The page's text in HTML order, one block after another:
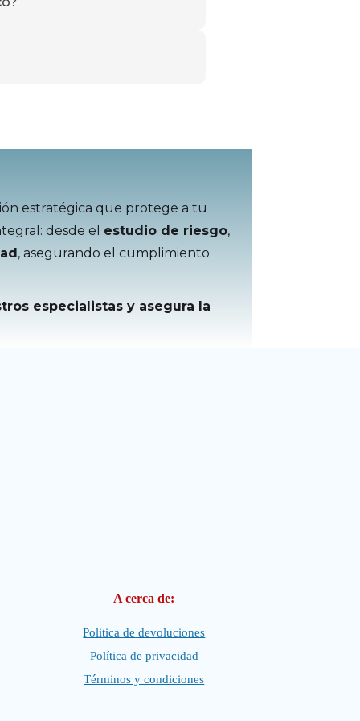
estratégica que protege a tu
desde el estudio de riesgo,
, asegurando el cumplimiento
especialistas y asegura la
A cerca de:
Politica de devoluciones
Política de privacidad
Términos y condiciones